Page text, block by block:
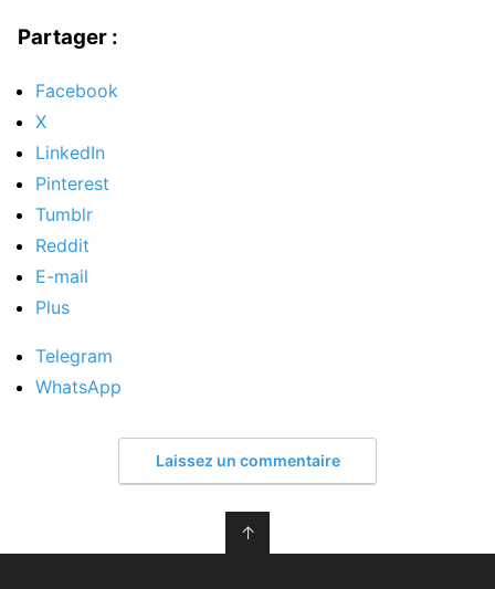
Partager :
Facebook
X
LinkedIn
Pinterest
Tumblr
Reddit
E-mail
Plus
Telegram
WhatsApp
Laissez un commentaire
↑